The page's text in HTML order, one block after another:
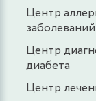
Центр
Центр
диабета
Центр